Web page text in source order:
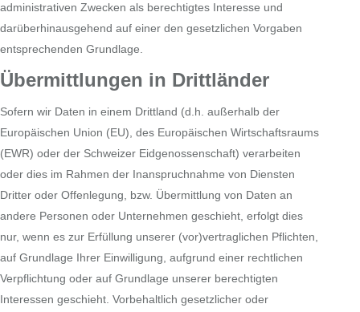
administrativen Zwecken als berechtigtes Interesse und
darüberhinausgehend auf einer den gesetzlichen Vorgaben
entsprechenden Grundlage.
Übermittlungen in Drittländer
Sofern wir Daten in einem Drittland (d.h. außerhalb der
Europäischen Union (EU), des Europäischen Wirtschaftsraums
(EWR) oder der Schweizer Eidgenossenschaft) verarbeiten
oder dies im Rahmen der Inanspruchnahme von Diensten
Dritter oder Offenlegung, bzw. Übermittlung von Daten an
andere Personen oder Unternehmen geschieht, erfolgt dies
nur, wenn es zur Erfüllung unserer (vor)vertraglichen Pflichten,
auf Grundlage Ihrer Einwilligung, aufgrund einer rechtlichen
Verpflichtung oder auf Grundlage unserer berechtigten
Interessen geschieht. Vorbehaltlich gesetzlicher oder